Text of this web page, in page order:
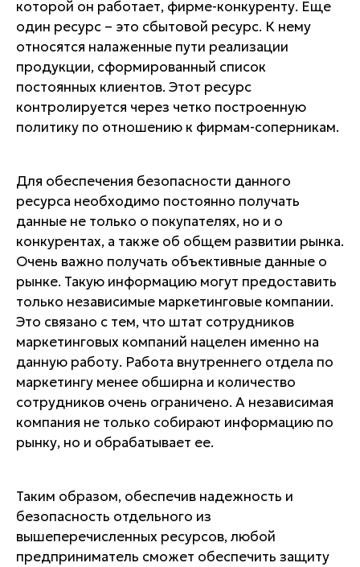
которой он работает, фирме-конкуренту. Еще
один ресурс – это сбытовой ресурс. К нему
относятся налаженные пути реализации
продукции, сформированный список
постоянных клиентов. Этот ресурс
контролируется через четко построенную
политику по отношению к фирмам-соперникам.
Для обеспечения безопасности данного
ресурса необходимо постоянно получать
данные не только о покупателях, но и о
конкурентах, а также об общем развитии рынка.
Очень важно получать объективные данные о
рынке. Такую информацию могут предоставить
только независимые маркетинговые компании.
Это связано с тем, что штат сотрудников
маркетинговых компаний нацелен именно на
данную работу. Работа внутреннего отдела по
маркетингу менее обширна и количество
сотрудников очень ограничено. А независимая
компания не только собирают информацию по
рынку, но и обрабатывает ее.
Таким образом, обеспечив надежность и
безопасность отдельного из
вышеперечисленных ресурсов, любой
предприниматель сможет обеспечить защиту